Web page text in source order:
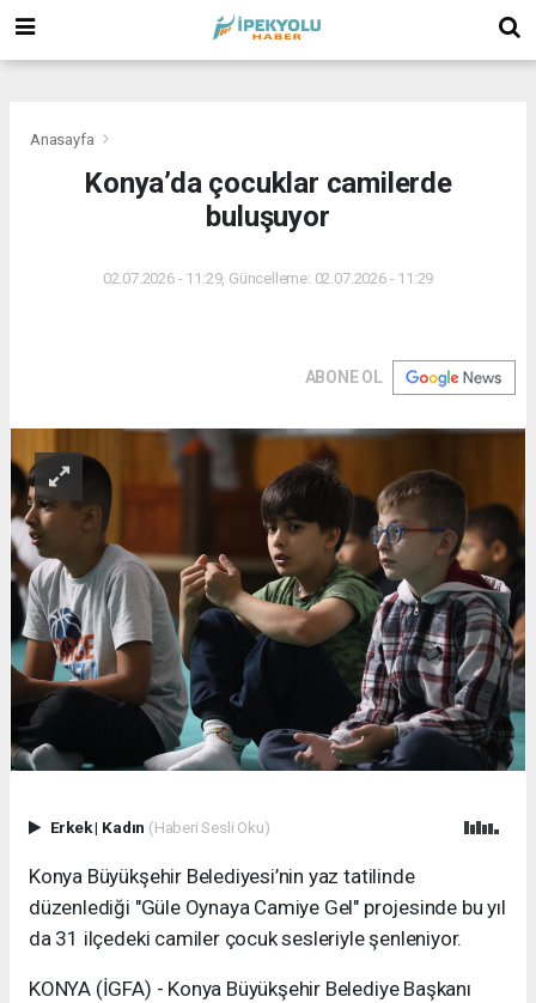
Anasayfa
Konya’da çocuklar camilerde
buluşuyor
02.07.2026 - 11:29, Güncelleme: 02.07.2026 - 11:29
ABONE OL
Erkek| Kadın (Haberi Sesli Oku)
Konya Büyükşehir Belediyesi’nin yaz tatilinde
düzenlediği "Güle Oynaya Camiye Gel" projesinde bu yıl
da 31 ilçedeki camiler çocuk sesleriyle şenleniyor.
KONYA (İGFA) - Konya Büyükşehir Belediye Başkanı